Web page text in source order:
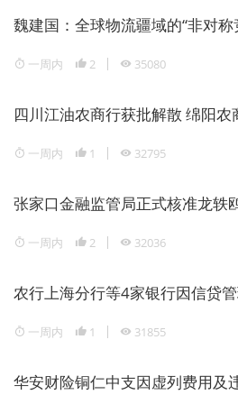
魏建国：全球物流疆域的“非对
一周内 2 35080
四川江油农商行获批解散 绵阳
一周内 1 32795
张家口金融监管局正式核准龙轶
一周内 2 32036
农行上海分行等4家银行因信贷
一周内 1 31855
华安财险铜仁中支因虚列费用及